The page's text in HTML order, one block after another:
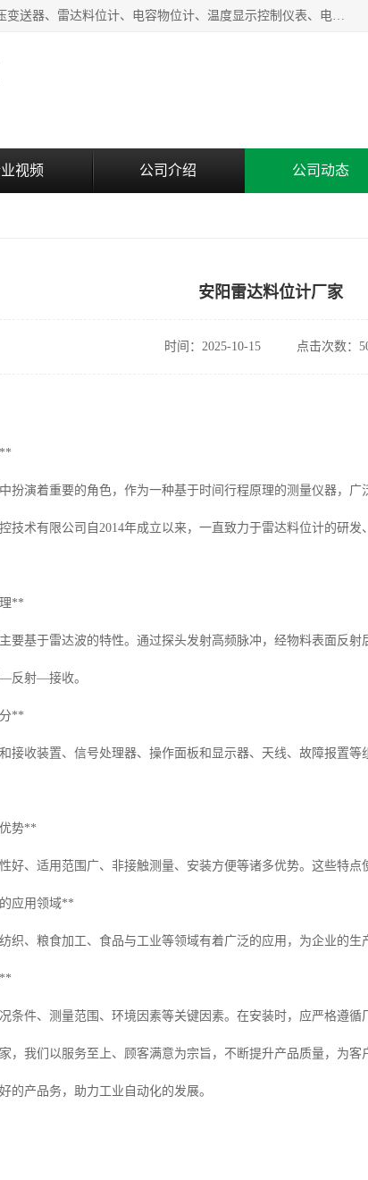
河南新瑞普测控技术有限公司主营：压力变送器、液位变送器、差压变送器、雷达料位计、电容物位计、温度显示控制仪表、电量变送器、流量计、工业自动化系统成套设备。
视频 公司介绍 公司动态
安阳雷达料位计厂家
时间：2025-10-15 点击次数：
扮演着重要的角色，作为一种基于时间行程原理的测量仪器，
技术有限公司自2014年成立以来，一直致力于雷达料位计的研
**
要基于雷达波的特性。通过探头发射高频脉冲，经物料表面反
反射—接收。
**
接收装置、信号处理器、操作面板和显示器、天线、故障报置
势**
好、适用范围广、非接触测量、安装方便等诸多优势。这些特点
应用领域**
织、粮食加工、食品与工业等领域有着广泛的应用，为企业的生
条件、测量范围、环境因素等关键因素。在安装时，应严格遵循
，我们以服务至上、顾客满意为宗旨，不断提升产品质量，为
的产品务，助力工业自动化的发展。